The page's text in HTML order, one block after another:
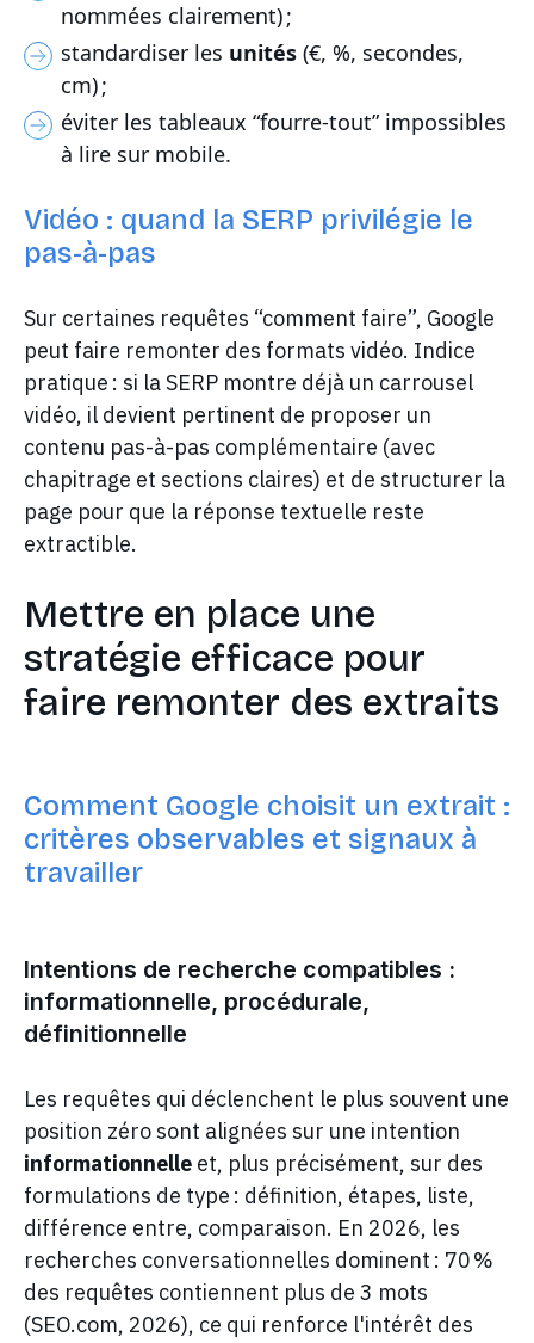
nommées clairement) ;
standardiser les unités (€, %, secondes,
cm) ;
éviter les tableaux “fourre-tout” impossibles
à lire sur mobile.
Vidéo : quand la SERP privilégie le
pas-à-pas
Sur certaines requêtes “comment faire”, Google
peut faire remonter des formats vidéo. Indice
pratique : si la SERP montre déjà un carrousel
vidéo, il devient pertinent de proposer un
contenu pas-à-pas complémentaire (avec
chapitrage et sections claires) et de structurer la
page pour que la réponse textuelle reste
extractible.
Mettre en place une
stratégie efficace pour
faire remonter des extraits
Comment Google choisit un extrait :
critères observables et signaux à
travailler
Intentions de recherche compatibles :
informationnelle, procédurale,
définitionnelle
Les requêtes qui déclenchent le plus souvent une
position zéro sont alignées sur une intention
informationnelleet, plus précisément, sur des
formulations de type : définition, étapes, liste,
différence entre, comparaison. En 2026, les
recherches conversationnelles dominent : 70 %
des requêtes contiennent plus de 3 mots
(SEO.com, 2026), ce qui renforce l'intérêt des